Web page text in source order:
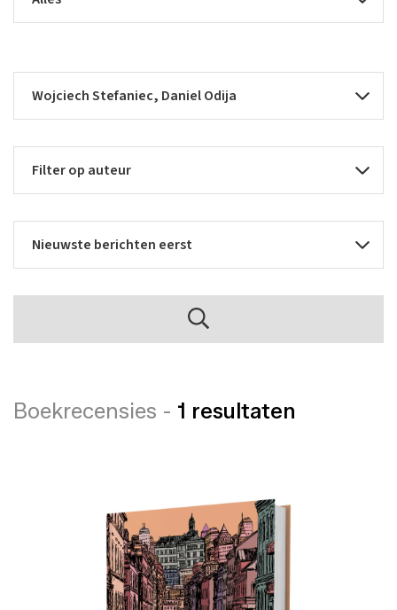
Boekrecensies - 1 resultaten